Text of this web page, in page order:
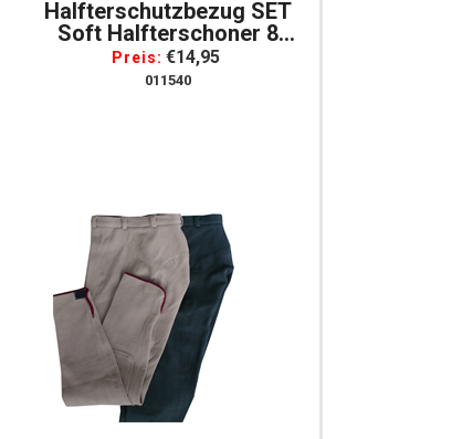
Halfterschutzbezug SET
Soft Halfterschoner 8
Teiliges Set
Halfterschonbezug
Preis: €14,95
011540